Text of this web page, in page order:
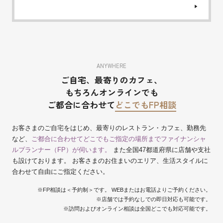
ANYWHERE
ご自宅、最寄りのカフェ、
もちろんオンラインでも
ご都合に合わせてどこでもFP相談
お客さまのご自宅をはじめ、最寄りのレストラン・カフェ、勤務先
など、
ご都合に合わせてどこでもご指定の場所までファイナンシャ
ルプランナー（FP）が伺います。
また全国47都道府県に店舗や支社
も設けております。 お客さまのお住まいのエリア、生活スタイルに
合わせて自由にご指定ください。
※FP相談は＜予約制＞です。 WEBまたはお電話よりご予約ください。
※店舗では予約なしでの即日対応も可能です。
※訪問およびオンライン相談は全国どこでも対応可能です。